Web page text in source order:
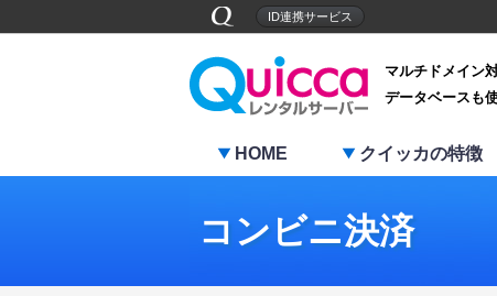
ID連携サービス
マルチドメイン
データベースも
HOME クイッカの特徴
コンビニ決済